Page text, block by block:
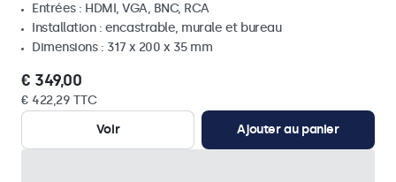
Entrées : HDMI, VGA, BNC, RCA
Installation : encastrable, murale et bureau
Dimensions : 317 x 200 x 35 mm
€ 349,00
€ 422,29 TTC
Voir
Ajouter au panier